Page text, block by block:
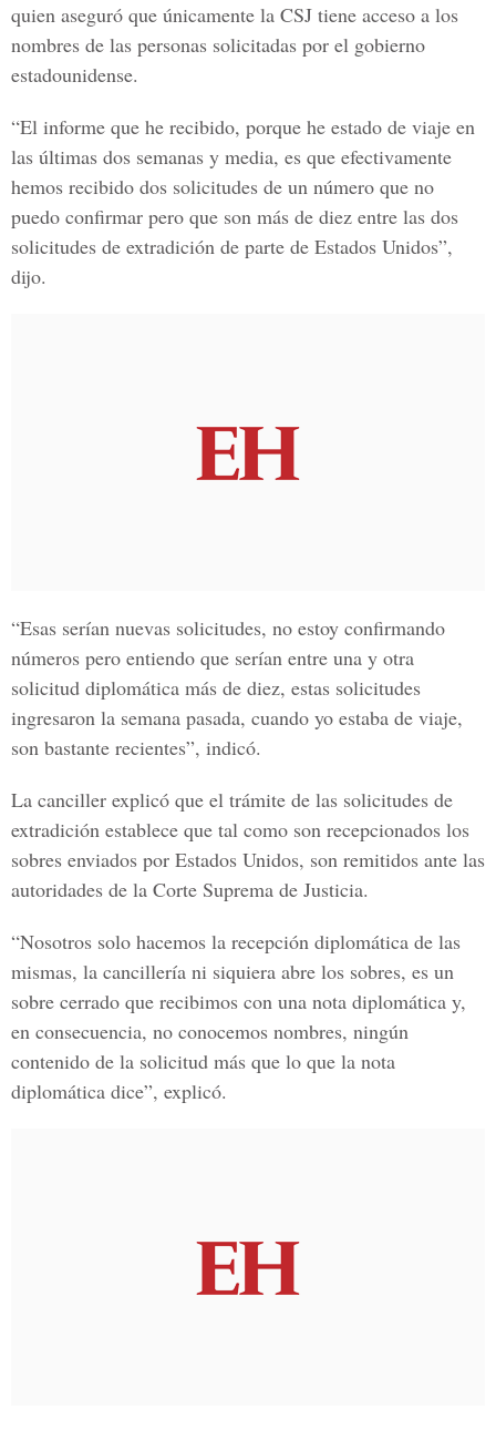
quien aseguró que únicamente la CSJ tiene acceso a los
nombres de las personas solicitadas por el gobierno
estadounidense.
“El informe que he recibido, porque he estado de viaje en
las últimas dos semanas y media, es que efectivamente
hemos recibido dos solicitudes de un número que no
puedo confirmar pero que son más de diez entre las dos
solicitudes de extradición de parte de Estados Unidos”,
dijo.
“Esas serían nuevas solicitudes, no estoy confirmando
números pero entiendo que serían entre una y otra
solicitud diplomática más de diez, estas solicitudes
ingresaron la semana pasada, cuando yo estaba de viaje,
son bastante recientes”, indicó.
La canciller explicó que el trámite de las solicitudes de
extradición establece que tal como son recepcionados los
sobres enviados por Estados Unidos, son remitidos ante las
autoridades de la Corte Suprema de Justicia.
“Nosotros solo hacemos la recepción diplomática de las
mismas, la cancillería ni siquiera abre los sobres, es un
sobre cerrado que recibimos con una nota diplomática y,
en consecuencia, no conocemos nombres, ningún
contenido de la solicitud más que lo que la nota
diplomática dice”, explicó.